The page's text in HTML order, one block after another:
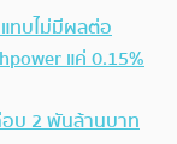
ทบไม่มีผลต่อ
แค่ 0.15%
อบ 2 พันล้านบาท